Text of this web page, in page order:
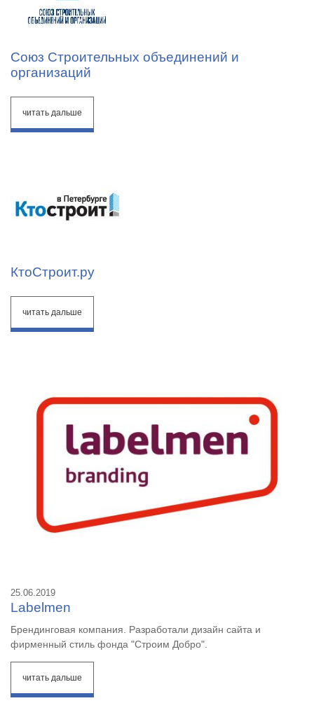
Союз Строительных объединений и
организаций
читать дальше
КтоСтроит.ру
читать дальше
25.06.2019
Labelmen
Брендинговая компания. Разработали дизайн сайта и
фирменный стиль фонда "Строим Добро".
читать дальше